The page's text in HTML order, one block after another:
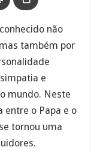
não
também por
e
mundo. Neste
entre o Papa e o
tornou uma